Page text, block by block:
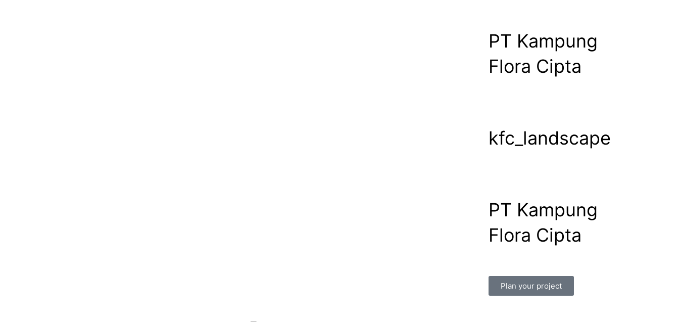
PT Kampung
Flora Cipta
kfc_landscape
PT Kampung
Flora Cipta
Plan your project